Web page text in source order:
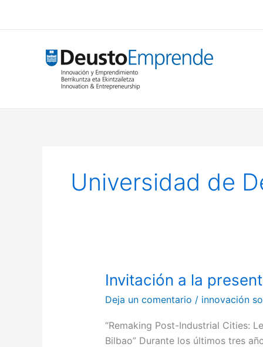
Universidad de
Invitación a la
Deja un comentario / innovación
“Remaking Post-Industrial Cities:
Bilbao” Durante los últimos tres
Invitación
presentación
del